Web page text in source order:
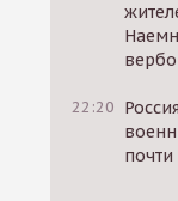
22:20
почти